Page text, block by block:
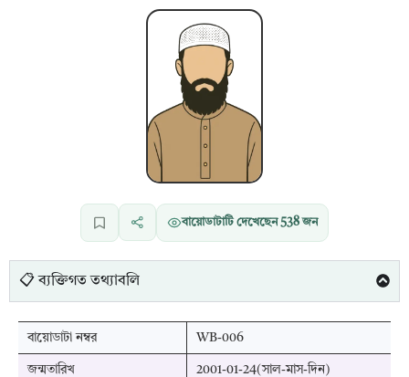
বায়োডাটাটি দেখেছেন538জন
📋 ব্যক্তিগত তথ্যাবলি
বায়োডাটা নম্বর WB-006
জন্মতারিখ 2001-01-24(সাল-মাস-দিন)